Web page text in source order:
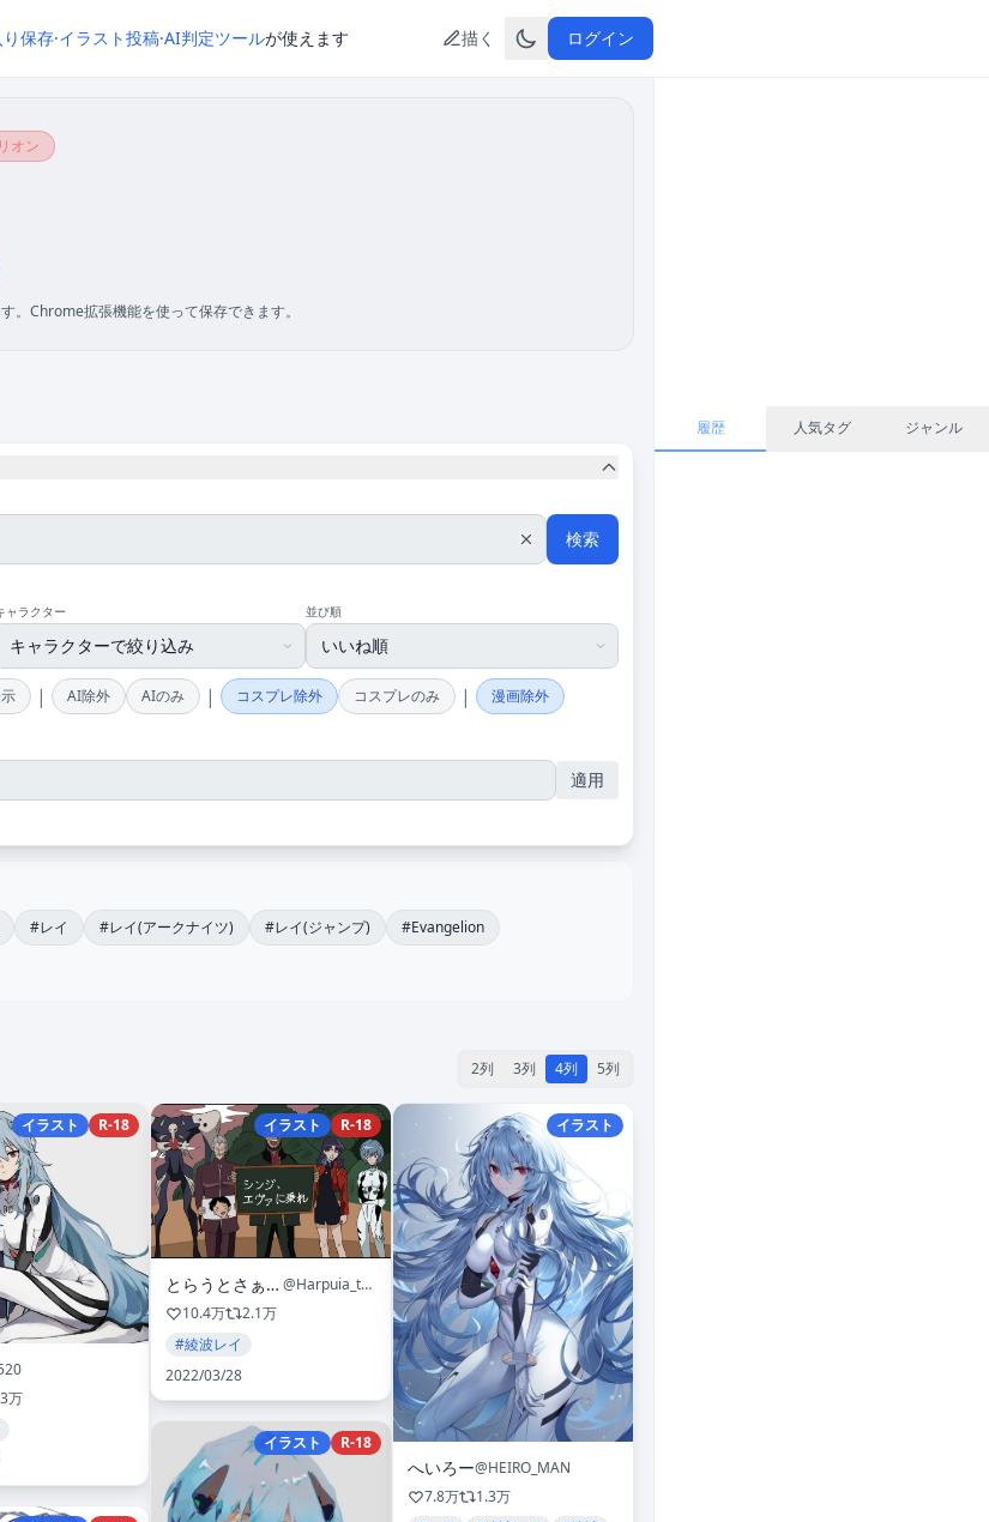
保存·イラスト投稿·AI判定ツールが使えます 描く ログイン
オン
。Chrome拡張機能を使って保存できます。
検索
ャラクター 並び順
| AI除外 AIのみ | コスプレ除外 コスプレのみ |
漫画除外
適用
#レイ #レイ(アークナイツ) #レイ(ジャンプ)
#Evangelion
2列 3列 4列 5列
イラスト R-18
万
イラスト R-18
とらうとさぁもん
@Harpuia_tomo
10.4万
2.1万
#綾波レイ
2022/03/28
イラスト R-18
イラスト
へいろー@HEIRO_MAN
7.8万
1.3万
履歴 人気タグ ジャンル